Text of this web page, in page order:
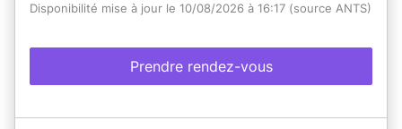
Disponibilité mise à jour le 10/08/2026 à 16:17 (source ANTS)
Prendre rendez-vous